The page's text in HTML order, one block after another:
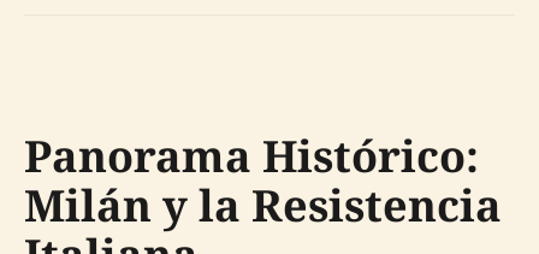
Panorama Histórico:
Milán y la Resistencia